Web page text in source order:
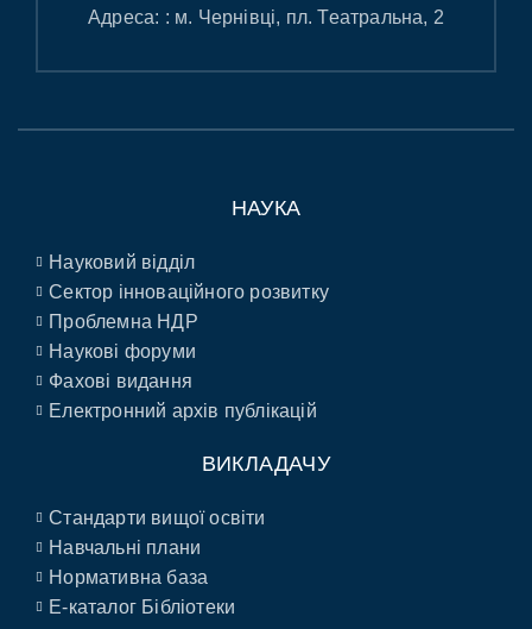
Адреса: : м. Чернівці, пл. Театральна, 2
НАУКА
Науковий відділ
Сектор інноваційного розвитку
Проблемна НДР
Наукові форуми
Фахові видання
Електронний архів публікацій
ВИКЛАДАЧУ
Стандарти вищої освіти
Навчальні плани
Нормативна база
E-каталог Бібліотеки